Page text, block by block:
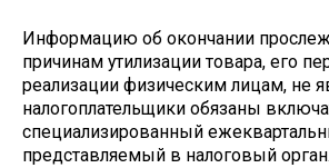
Информацию об окончании
причинам утилизации товара, его
реализации физическим лицам, не
налогоплательщики обязаны
специализированный
представляемый в налоговый орган.